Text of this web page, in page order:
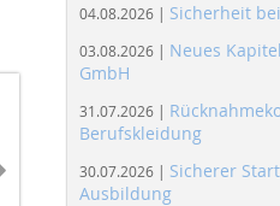
04.08.2026 | Sicherheit
03.08.2026 | Neues
GmbH
31.07.2026 |
Berufskleidung
30.07.2026 | Sicherer
Ausbildung